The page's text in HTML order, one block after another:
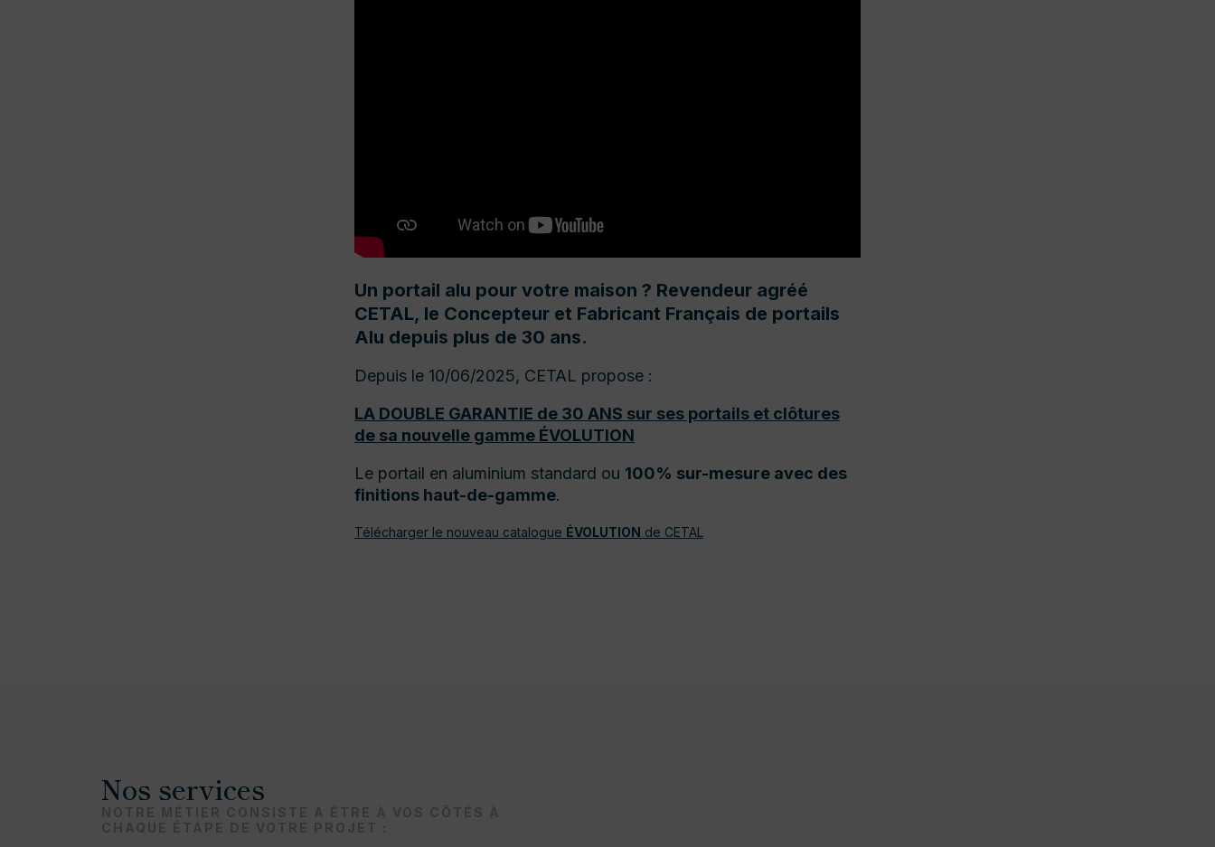
Un portail alu pour votre maison ? Revendeur agréé
CETAL, le Concepteur et Fabricant Français de portails
Alu depuis plus de 30 ans.
Depuis le 10/06/2025, CETAL propose :
LA DOUBLE GARANTIE de 30 ANS sur ses portails et clôtures
de sa nouvelle gamme ÉVOLUTION
Le portail en aluminium standard ou 100% sur-mesure avec des
finitions haut-de-gamme.
Télécharger le nouveau catalogue ÉVOLUTION de CETAL
Nos services